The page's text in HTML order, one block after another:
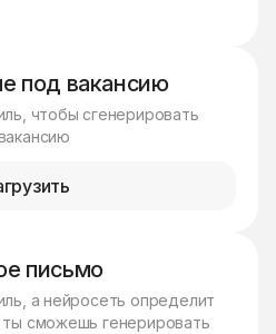
под вакансию
чтобы сгенерировать
письмо
а нейросеть определит
сможешь генерировать